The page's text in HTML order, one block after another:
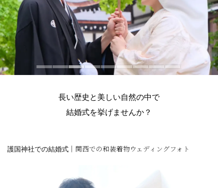
長い歴史と美しい自然の中で
結婚式を挙げませんか？
護国神社での結婚式 ｜関西での和装着物ウェディングフォト